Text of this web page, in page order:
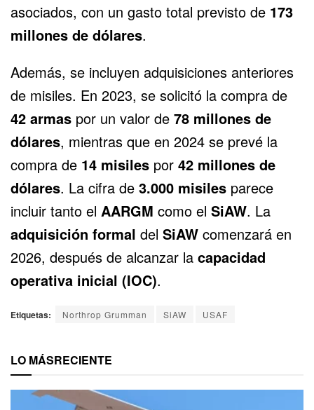
asociados, con un gasto total previsto de 173
millones de dólares.
Además, se incluyen adquisiciones anteriores
de misiles. En 2023, se solicitó la compra de
42 armas por un valor de 78 millones de
dólares, mientras que en 2024 se prevé la
compra de 14 misiles por 42 millones de
dólares. La cifra de 3.000 misiles parece
incluir tanto el AARGM como el SiAW. La
adquisición formal del SiAW comenzará en
2026, después de alcanzar la capacidad
operativa inicial (IOC).
Etiquetas: Northrop Grumman SiAW USAF
LO MÁSRECIENTE